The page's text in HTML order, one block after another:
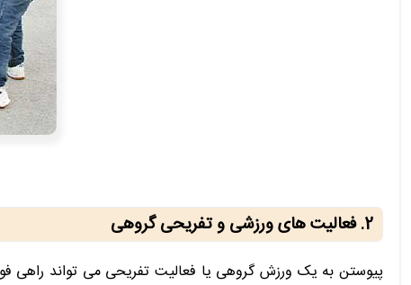
2. فعالیت های ورزشی و تفریحی گروهی
پیوستن به یک ورزش گروهی یا فعالیت تفریحی می تواند راهی